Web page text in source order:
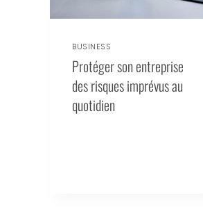
BUSINESS
Protéger son entreprise
des risques imprévus au
quotidien